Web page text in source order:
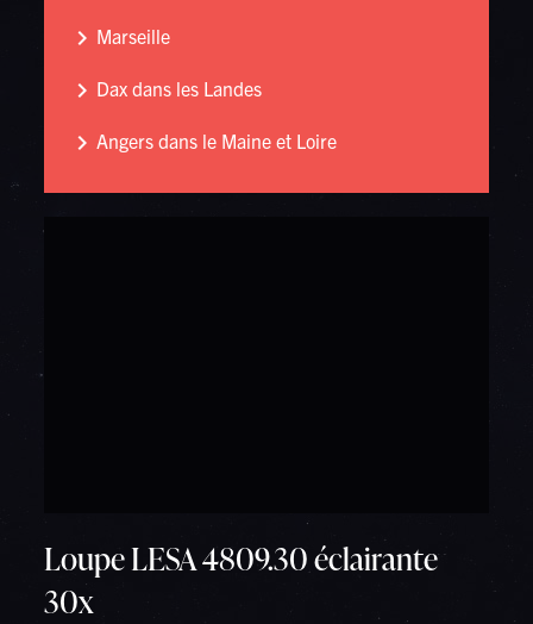
navigate_next Marseille
navigate_next Dax dans les Landes
navigate_nextAngers dans le Maine et Loire
Loupe LESA 4809.30 éclairante
30x